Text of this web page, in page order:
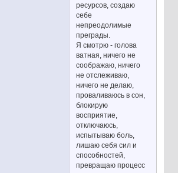
ресурсов, создаю
себе
непреодолимые
преграды.
Я смотрю - голова
ватная, ничего не
соображаю, ничего
не отслеживаю,
ничего не делаю,
проваливаюсь в сон,
блокирую
восприятие,
отключаюсь,
испытываю боль,
лишаю себя сил и
способностей,
превращаю процесс